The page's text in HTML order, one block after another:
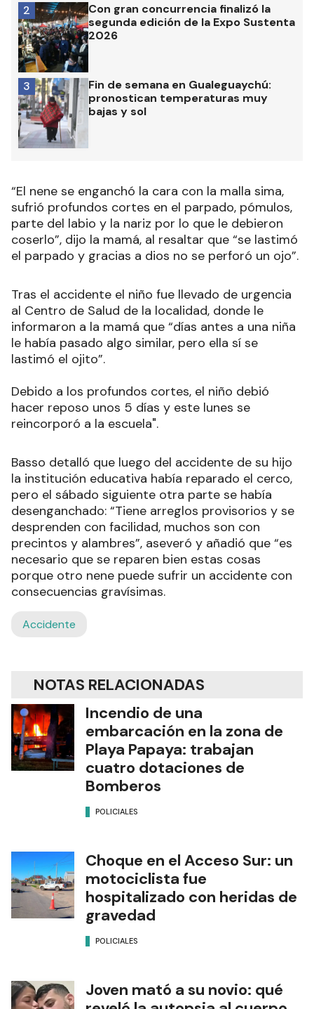
Con gran concurrencia finalizó la
segunda edición de la Expo Sustenta
2026
2
Fin de semana en Gualeguaychú:
pronostican temperaturas muy
bajas y sol
3
“El nene se enganchó la cara con la malla sima,
sufrió profundos cortes en el parpado, pómulos,
parte del labio y la nariz por lo que le debieron
coserlo”, dijo la mamá, al resaltar que “se lastimó
el parpado y gracias a dios no se perforó un ojo”.
Tras el accidente el niño fue llevado de urgencia
al Centro de Salud de la localidad, donde le
informaron a la mamá que “días antes a una niña
le había pasado algo similar, pero ella sí se
lastimó el ojito”.
Debido a los profundos cortes, el niño debió
hacer reposo unos 5 días y este lunes se
reincorporó a la escuela".
Basso detalló que luego del accidente de su hijo
la institución educativa había reparado el cerco,
pero el sábado siguiente otra parte se había
desenganchado: “Tiene arreglos provisorios y se
desprenden con facilidad, muchos son con
precintos y alambres”, aseveró y añadió que “es
necesario que se reparen bien estas cosas
porque otro nene puede sufrir un accidente con
consecuencias gravísimas.
Accidente
NOTAS RELACIONADAS
Incendio de una
embarcación en la zona de
Playa Papaya: trabajan
cuatro dotaciones de
Bomberos
POLICIALES
Choque en el Acceso Sur: un
motociclista fue
hospitalizado con heridas de
gravedad
POLICIALES
Joven mató a su novio: qué